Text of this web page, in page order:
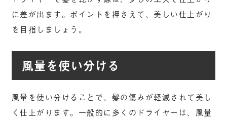
に差が出ます。ポイントを押さえて、美しい仕上がり
を目指しましょう。
風量を使い分ける
風量を使い分けることで、髪の傷みが軽減されて美し
く仕上がります。一般的に多くのドライヤーは、風量